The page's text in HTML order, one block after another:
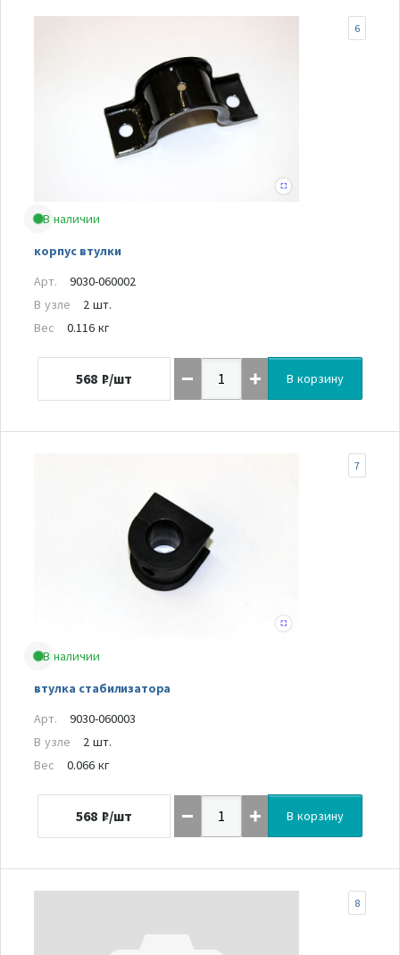
В наличии
корпус втулки
6
Арт.
9030-060002
В узле
2 шт.
Вес
0.116 кг
568 ₽/шт В корзину
В наличии
втулка стабилизатора
7
Арт.
9030-060003
В узле
2 шт.
Вес
0.066 кг
568 ₽/шт В корзину
8